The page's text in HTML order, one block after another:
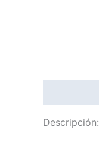
Descripción: